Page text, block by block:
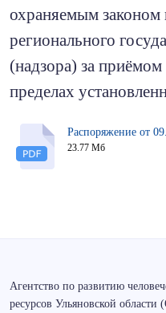
охраняемым законом
регионального
(надзора) за
пределах
Распоряжение от
23.77 Мб
Агентство по развитию
ресурсов Ульяновской